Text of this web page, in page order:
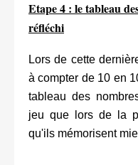
Etape 4 : le tableau
réfléchi
Lors de cette
à compter de 10 en
tableau des
jeu que lors de la
qu'ils mémorisent